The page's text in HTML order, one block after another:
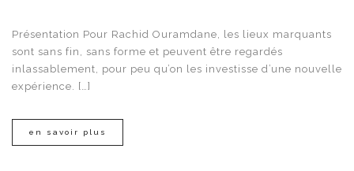
Présentation Pour Rachid Ouramdane, les lieux marquants
sont sans fin, sans forme et peuvent être regardés
inlassablement, pour peu qu’on les investisse d’une nouvelle
expérience. […]
en savoir plus